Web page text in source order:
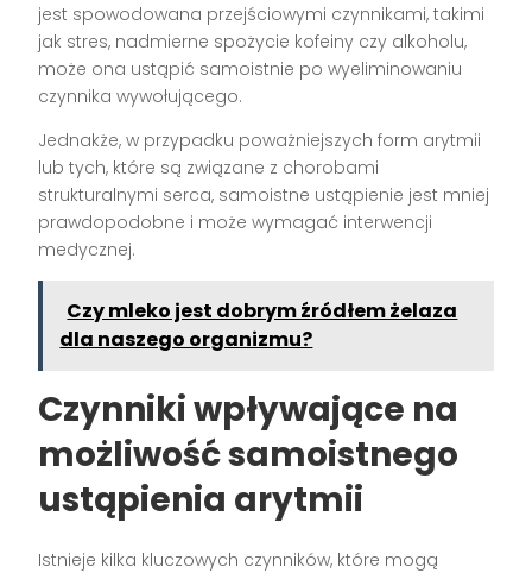
jest spowodowana przejściowymi czynnikami, takimi
jak stres, nadmierne spożycie kofeiny czy alkoholu,
może ona ustąpić samoistnie po wyeliminowaniu
czynnika wywołującego.
Jednakże, w przypadku poważniejszych form arytmii
lub tych, które są związane z chorobami
strukturalnymi serca, samoistne ustąpienie jest mniej
prawdopodobne i może wymagać interwencji
medycznej.
Czy mleko jest dobrym źródłem żelaza
dla naszego organizmu?
Czynniki wpływające na
możliwość samoistnego
ustąpienia arytmii
Istnieje kilka kluczowych czynników, które mogą